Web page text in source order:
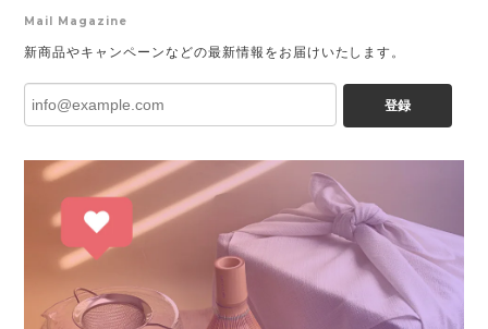
Mail Magazine
新商品やキャンペーンなどの最新情報をお届けいたします。
登録